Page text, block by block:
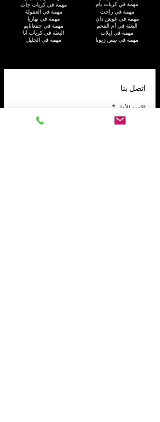
مهمة في كريات يام
مهمة في كريات جات
مهمة في راحت
مهمة في غوش دان
البعثة في أم الفحم
مهمة في إيلات
مهمة في نيس زيونا
مهمة في العفولة
مهمة في نهاريا
مهمة في جفعاتايم
البعثة في كريات آتا
مهمة في الجليل
اتصل بنا
الاسم الأول *